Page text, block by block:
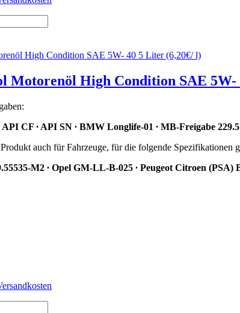
Motorenöl High Condition SAE 5W-
CF ∙ API SN ∙ BMW Longlife-01 ∙ MB-Freigabe 229.5
auch für Fahrzeuge, für die folgende Spezifikationen
M2 ∙ Opel GM-LL-B-025 ∙ Peugeot Citroen